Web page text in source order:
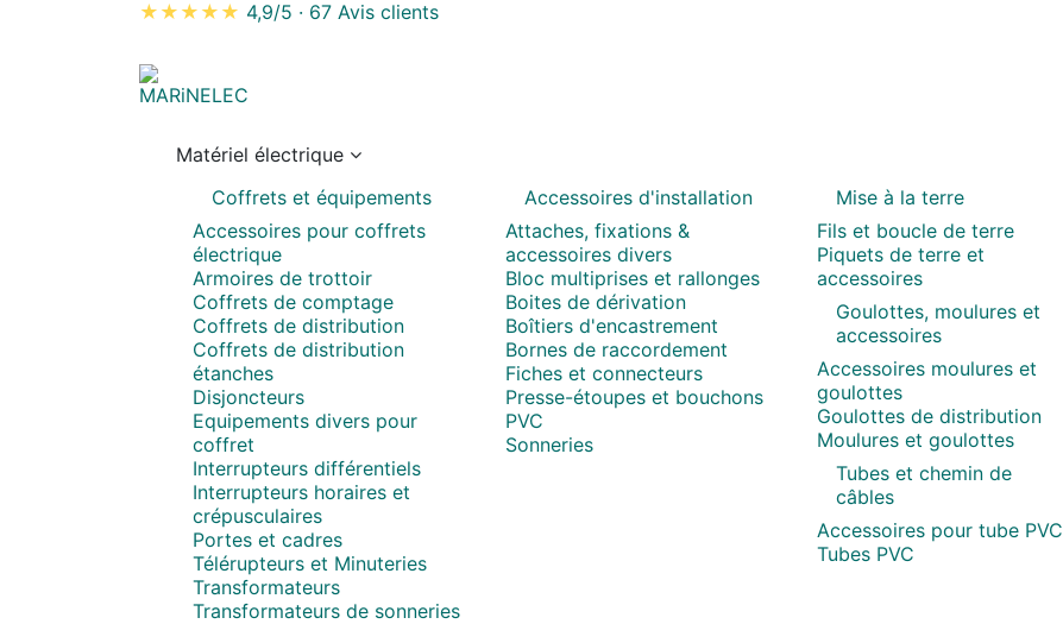
★★★★★ 4,9/5 · 67 Avis clients
Matériel électrique
Coffrets et équipements
Accessoires pour coffrets
électrique
Armoires de trottoir
Coffrets de comptage
Coffrets de distribution
Coffrets de distribution
étanches
Disjoncteurs
Equipements divers pour
coffret
Interrupteurs différentiels
Interrupteurs horaires et
crépusculaires
Portes et cadres
Télérupteurs et Minuteries
Transformateurs
Transformateurs de sonneries
Accessoires d'installation
Attaches, fixations &
accessoires divers
Bloc multiprises et rallonges
Boites de dérivation
Boîtiers d'encastrement
Bornes de raccordement
Fiches et connecteurs
Presse-étoupes et bouchons
PVC
Sonneries
Mise à la terre
Fils et boucle de terre
Piquets de terre et
accessoires
Goulottes, moulures et
accessoires
Accessoires moulures et
goulottes
Goulottes de distribution
Moulures et goulottes
Tubes et chemin de
câbles
Accessoires pour tube PVC
Tubes PVC